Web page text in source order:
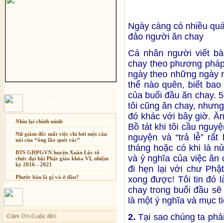
Nhìn lại chính mình
Nữ giám đốc mất việc chỉ bởi một câu
nói của “ông lão quét rác”
BTS GHPGVN huyện Xuân Lộc tổ
chức đại hội Phật giáo khóa VI, nhiệm
kỳ 2016 - 2021
Phước báu là gì và ở đâu?
Sự thương-ghét của con người
Cải đạo: Nguyên nhân & giải pháp
Xuân Thi
Cảm Tác Nỗi Lòng Lưu Dân
Cảm Ơn Cuộc đời
Chúc Mừng Năm Mới 2018
Ngày càng có nhiều
đảo người ăn chay
Cá nhân người viết
chay theo phương
ngày theo những ngày
thể nào quên, biết
của buổi đầu ăn chay.
tôi cũng ăn chay,
đó khác với bây giờ.
Bồ tát khi tôi cầu
nguyện và “trả lễ”
tháng hoặc có khi là
và ý nghĩa của việc ăn
đi hẹn lại với chư
xong được! Tôi tin đó
chay trong buổi đầu
là một ý nghĩa và mục
2. Tại sao chúng ta